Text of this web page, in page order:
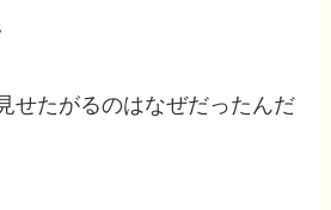
せたがるのはなぜだったんだ